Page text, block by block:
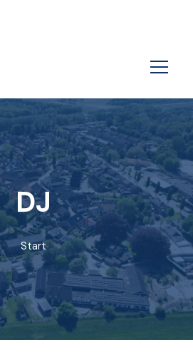
DJ
Start